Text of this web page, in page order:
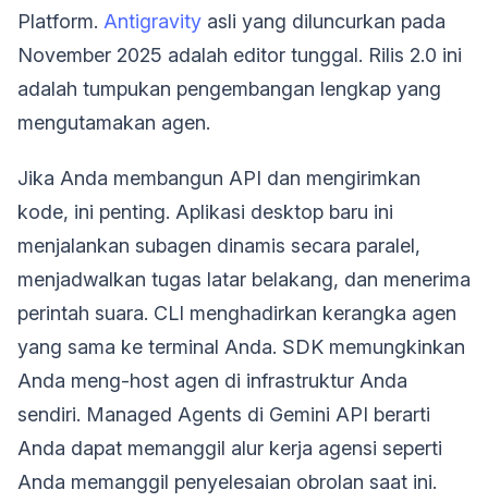
Platform. Antigravity asli yang diluncurkan pada
November 2025 adalah editor tunggal. Rilis 2.0 ini
adalah tumpukan pengembangan lengkap yang
mengutamakan agen.
Jika Anda membangun API dan mengirimkan
kode, ini penting. Aplikasi desktop baru ini
menjalankan subagen dinamis secara paralel,
menjadwalkan tugas latar belakang, dan menerima
perintah suara. CLI menghadirkan kerangka agen
yang sama ke terminal Anda. SDK memungkinkan
Anda meng-host agen di infrastruktur Anda
sendiri. Managed Agents di Gemini API berarti
Anda dapat memanggil alur kerja agensi seperti
Anda memanggil penyelesaian obrolan saat ini.